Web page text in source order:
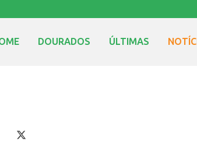
DOURADOS ÚLTIMAS